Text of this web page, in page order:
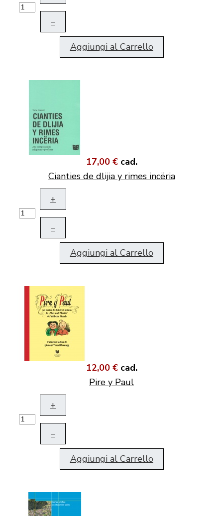
–
Aggiungi al Carrello
17,00 € cad.
Cianties de dlijia y rimes incëria
+
–
Aggiungi al Carrello
12,00 € cad.
Pire y Paul
+
–
Aggiungi al Carrello